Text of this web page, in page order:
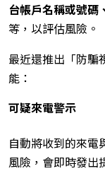
台帳戶名稱或號碼
等，以評估風險。
最近還推出「防騙
能：
可疑來電警示
自動將收到的來電
風險，會即時發出